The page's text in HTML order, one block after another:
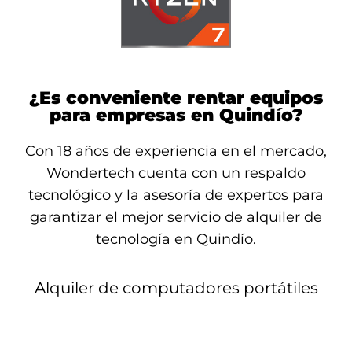
¿Es conveniente rentar equipos
para empresas en Quindío?
Con 18 años de experiencia en el mercado,
Wondertech cuenta con un respaldo
tecnológico y la asesoría de expertos para
garantizar el mejor servicio de alquiler de
tecnología en Quindío.
Alquiler de computadores portátiles